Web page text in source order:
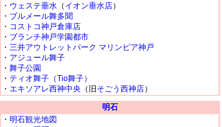
・ ウェステ垂水 （イオン垂水店）
・ ブルメール舞多聞
・ コストコ神戸倉庫店
・ ブランチ神戸学園都市
・ 三井アウトレットパーク マリンピア神戸
・ アジュール舞子
・ 舞子公園
・ ティオ舞子（Tio舞子）
・ エキソアレ西神中央 （旧 そごう西神店）
明石
・ 明石観光地図